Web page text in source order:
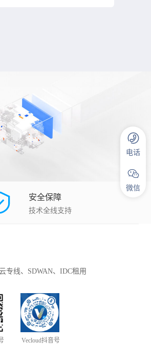
安全保障
技术全线支持
专线、SDWAN、IDC租用
Vecloud抖音号
电话
微信